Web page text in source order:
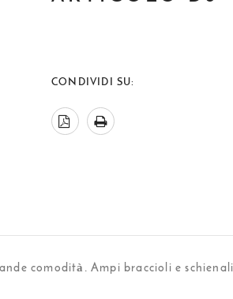
CONDIVIDI SU:
comodità. Ampi braccioli e